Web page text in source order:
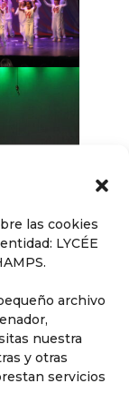
las cookies
LYCÉE
archivo
nuestra
y otras
servicios